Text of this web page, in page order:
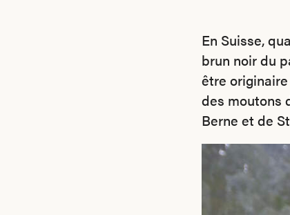
En Suisse,
brun noir du
être
des moutons
Berne et de